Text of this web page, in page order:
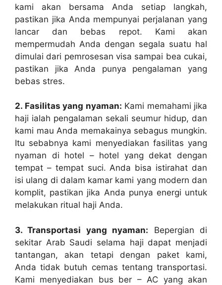
kami akan bersama Anda setiap langkah,
pastikan jika Anda mempunyai perjalanan yang
lancar dan bebas repot. Kami akan
mempermudah Anda dengan segala suatu hal
dimulai dari pemrosesan visa sampai bea cukai,
pastikan jika Anda punya pengalaman yang
bebas stres.
2. Fasilitas yang nyaman: Kami memahami jika
haji ialah pengalaman sekali seumur hidup, dan
kami mau Anda memakainya sebagus mungkin.
Itu sebabnya kami menyediakan fasilitas yang
nyaman di hotel – hotel yang dekat dengan
tempat – tempat suci. Anda bisa istirahat dan
isi ulang di dalam kamar kami yang modern dan
komplit, pastikan jika Anda punya energi untuk
melakukan ritual haji Anda.
3. Transportasi yang nyaman: Bepergian di
sekitar Arab Saudi selama haji dapat menjadi
tantangan, akan tetapi dengan paket kami,
Anda tidak butuh cemas tentang transportasi.
Kami menyediakan bus ber – AC yang akan